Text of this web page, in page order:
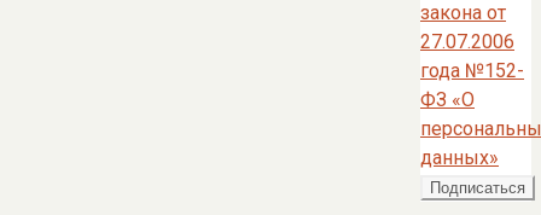
закона от
27.07.2006
года №152-
ФЗ «О
данных»